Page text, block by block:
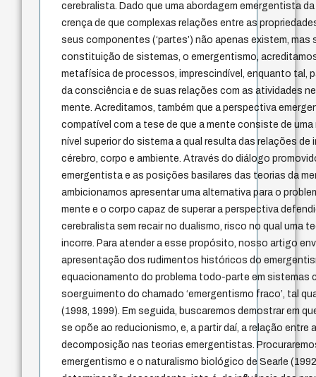
cerebralista. Dado que uma abordagem emergentista
crença de que complexas relações entre as
seus componentes (‘partes’) não apenas existem, mas
constituição de sistemas, o emergentismo,
metafísica de processos, imprescindível, enquanto tal,
da consciência e de suas relações com as atividades
mente. Acreditamos, também que a perspectiva
compatível com a tese de que a mente consiste de
nível superior do sistema a qual resulta das relações
cérebro, corpo e ambiente. Através do diálogo
emergentista e as posições basilares das teorias da
ambicionamos apresentar uma alternativa para o
mente e o corpo capaz de superar a perspectiva
cerebralista sem recair no dualismo, risco no qual uma
incorre. Para atender a esse propósito, nosso artigo
apresentação dos rudimentos históricos do
equacionamento do problema todo-parte em sistemas
soerguimento do chamado ‘emergentismo fraco’, tal
(1998, 1999). Em seguida, buscaremos demostrar em
se opõe ao reducionismo, e, a partir daí, a relação
decomposição nas teorias emergentistas.
emergentismo e o naturalismo biológico de Searle